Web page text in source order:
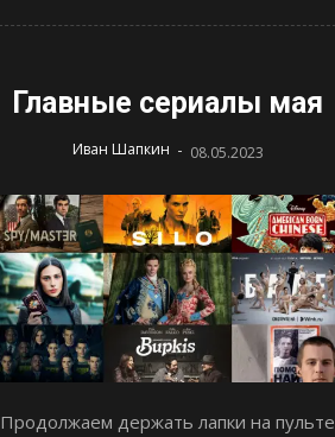
Главные сериалы мая
Иван Шапкин - 08.05.2023
Продолжаем держать лапки на пульте